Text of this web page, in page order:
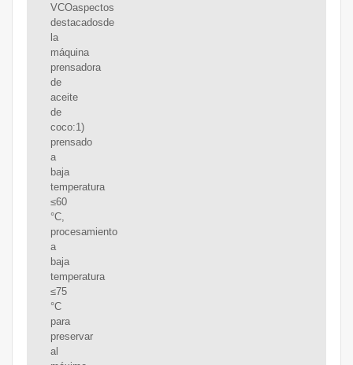
VCOaspectos
destacadosde
la
máquina
prensadora
de
aceite
de
coco:1)
prensado
a
baja
temperatura
≤60
°C,
procesamiento
a
baja
temperatura
≤75
°C
para
preservar
al